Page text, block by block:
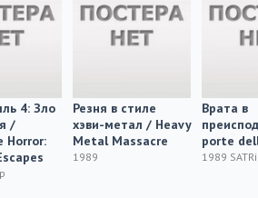
4: Зло
/
Horror:
Резня в стиле
хэви-метал / Heavy
Metal Massacre
1989
Врата в
porte
1989